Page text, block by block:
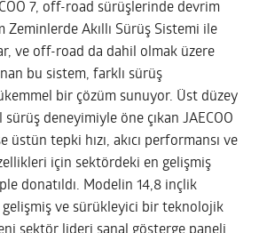
7, off-road sürüşlerinde devrim
Zeminlerde Akıllı Sürüş Sistemi ile
ve off-road da dahil olmak üzere
bu sistem, farklı sürüş
bir çözüm sunuyor. Üst düzey
deneyimiyle öne çıkan JAECOO
üstün tepki hızı, akıcı performansı ve
için sektördeki en gelişmiş
donatıldı. Modelin 14,8 inçlik
gelişmiş ve sürükleyici bir teknolojik